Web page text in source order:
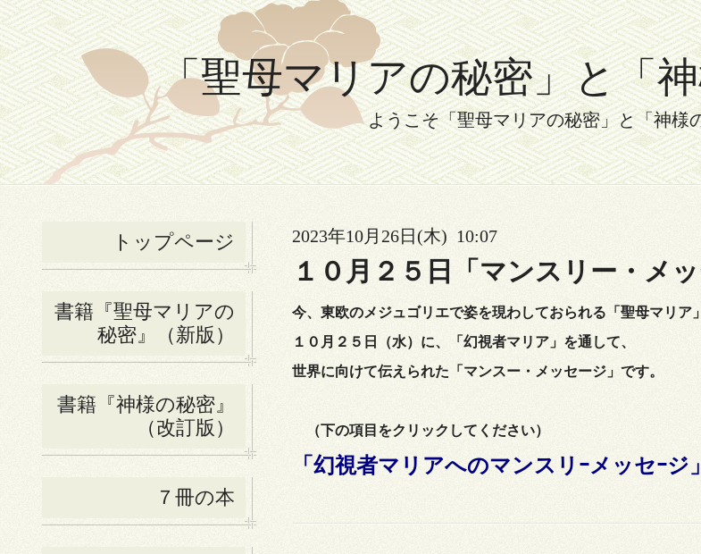
「聖母マリアの秘密」と「
ようこそ「聖母マリアの秘密」と「神様
トップページ
書籍『聖母マリアの
秘密』（新版）
書籍『神様の秘密』
（改訂版）
７冊の本
2023年10月26日(木) 10:07
１０月２５日「マンスリー・メッ
今、東欧のメジュゴリエで姿を現わしておられる「聖母マリア
１０月２５日（水）に、「幻視者マリア」を通して、
世界に向けて伝えられた「マンスー・メッセージ」です。
（下の項目をクリックしてください）
「幻視者マリアへのマンスリｰメッセｰジ」